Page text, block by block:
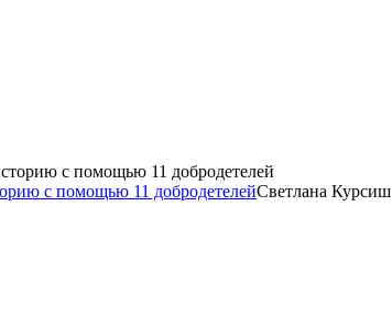
с помощью 11 добродетелейСветлана Курсиш